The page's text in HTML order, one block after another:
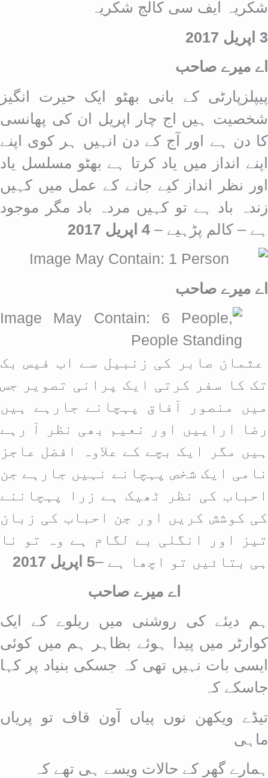
شکریہ ایف سی کالج شکریہ
3 اپریل 2017
اے میرے صاحب
پیپلزپارٹی کے بانی بھٹو ایک حیرت انگیز
شخصیت ہیں اج چار اپریل ان کی پھانسی
کا دن ہے اور آج کے دن انہیں ہر کوی اپنے
اپنے انداز میں یاد کرتا ہے بھٹو مسلسل یاد
اور نظر انداز کیے جانے کے عمل میں کہیں
زندہ باد ہے تو کہیں مردہ باد مگر موجود
ہے – کالم پڑہیے – 4 اپریل 2017
اے میرے صاحب
عثمان صابر کی زنبیل سے اب فیس بک
تک کا سفر کرتی ایک پرانی تصویر جس
میں منصور آفاق پہچانے جارہے ہیں
رضا اراییں اور نعیم بھی نظر آ رہے
ہیں مگر ایک بچے کے علاوہ افضل عاجز
نامی ایک شخص پہچانے نہیں جارہے جن
احباب کی نظر ٹھیک ہے زرا پہچاننے
کی کوشش کریں اور جن احباب کی زبان
تیز اور انگلی بے لگام ہے وہ تو نا
ہی بتائیں تو اچھا ہے –5 اپریل 2017
اے میرے صاحب
ہم دیئے کی روشنی میں ریلوے کے ایک
کوارٹر میں پیدا ہوئے بظاہر ہم میں کوئی
ایسی بات نہیں تھی کہ جسکی بنیاد پر کہا
جاسکے کہ
تیڈے ویکھن نوں پیاں آون قاف تو پریاں
ماہی
ہمارے گھر کے حالات ویسے ہی تھے کہ